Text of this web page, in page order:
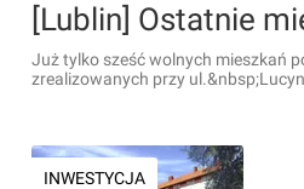
Już tylko sześć wolnych mieszkań
zrealizowanych przy
INWESTYCJA